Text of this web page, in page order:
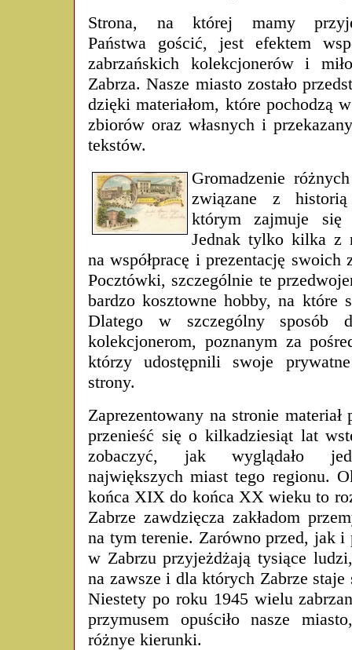
Strona, na której mamy
Państwa gościć, jest efektem
zabrzańskich kolekcjonerów i
Zabrza. Nasze miasto zostało
dzięki materiałom, które pochodzą
zbiorów oraz własnych i
tekstów.
Gromadzenie
związane z
którym zajmuje się
Jednak tylko kilka z
na współpracę i prezentację
Pocztówki, szczególnie te
bardzo kosztowne hobby, na które
Dlatego w szczególny sposób
kolekcjonerom, poznanym za
którzy udostępnili swoje
strony.
Zaprezentowany na stronie materiał
przenieść się o kilkadziesiąt lat
zobaczyć, jak wyglądało
największych miast tego regionu.
końca XIX do końca XX wieku to
Zabrze zawdzięcza zakładom
na tym terenie. Zarówno przed, jak
w Zabrzu przyjeżdżają tysiące
na zawsze i dla których Zabrze staje
Niestety po roku 1945 wielu
przymusem opuściło nasze
różnye kierunki.